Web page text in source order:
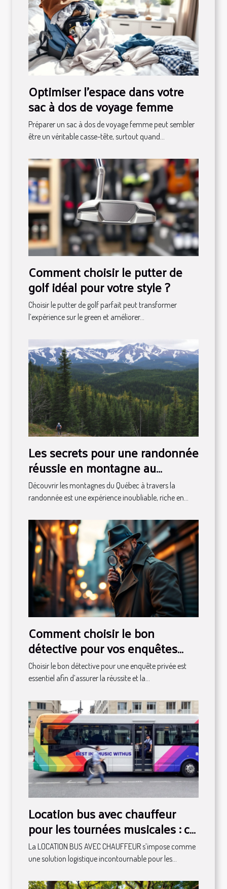
Optimiser l'espace dans votre
sac à dos de voyage femme
Préparer un sac à dos de voyage femme peut sembler
être un véritable casse-tête, surtout quand...
Comment choisir le putter de
golf idéal pour votre style ?
Choisir le putter de golf parfait peut transformer
l’expérience sur le green et améliorer...
Les secrets pour une randonnée
réussie en montagne au
Québec
Découvrir les montagnes du Québec à travers la
randonnée est une expérience inoubliable, riche en...
Comment choisir le bon
détective pour vos enquêtes
privées ?
Choisir le bon détective pour une enquête privée est
essentiel afin d’assurer la réussite et la...
Location bus avec chauffeur
pour les tournées musicales : ce
qu'il faut savoir
La LOCATION BUS AVEC CHAUFFEUR s’impose comme
une solution logistique incontournable pour les...